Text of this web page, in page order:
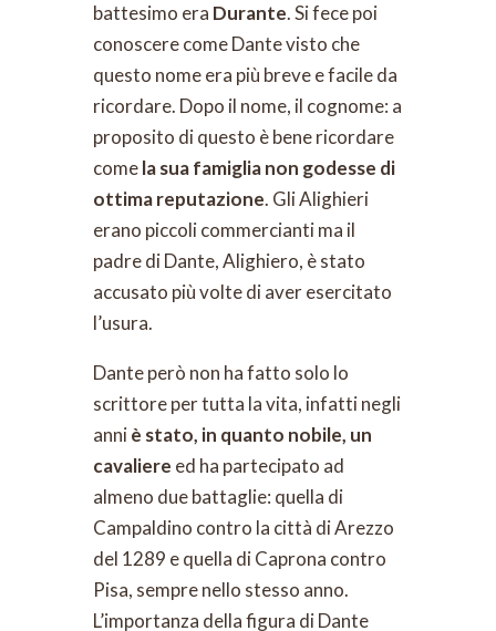
battesimo era Durante. Si fece poi
conoscere come Dante visto che
questo nome era più breve e facile da
ricordare. Dopo il nome, il cognome: a
proposito di questo è bene ricordare
comela sua famiglia non godesse di
ottima reputazione. Gli Alighieri
erano piccoli commercianti ma il
padre di Dante, Alighiero, è stato
accusato più volte di aver esercitato
l’usura.
Dante però non ha fatto solo lo
scrittore per tutta la vita, infatti negli
anniè stato, in quanto nobile, un
cavaliere ed ha partecipato ad
almeno due battaglie: quella di
Campaldino contro la città di Arezzo
del 1289 e quella di Caprona contro
Pisa, sempre nello stesso anno.
L’importanza della figura di Dante